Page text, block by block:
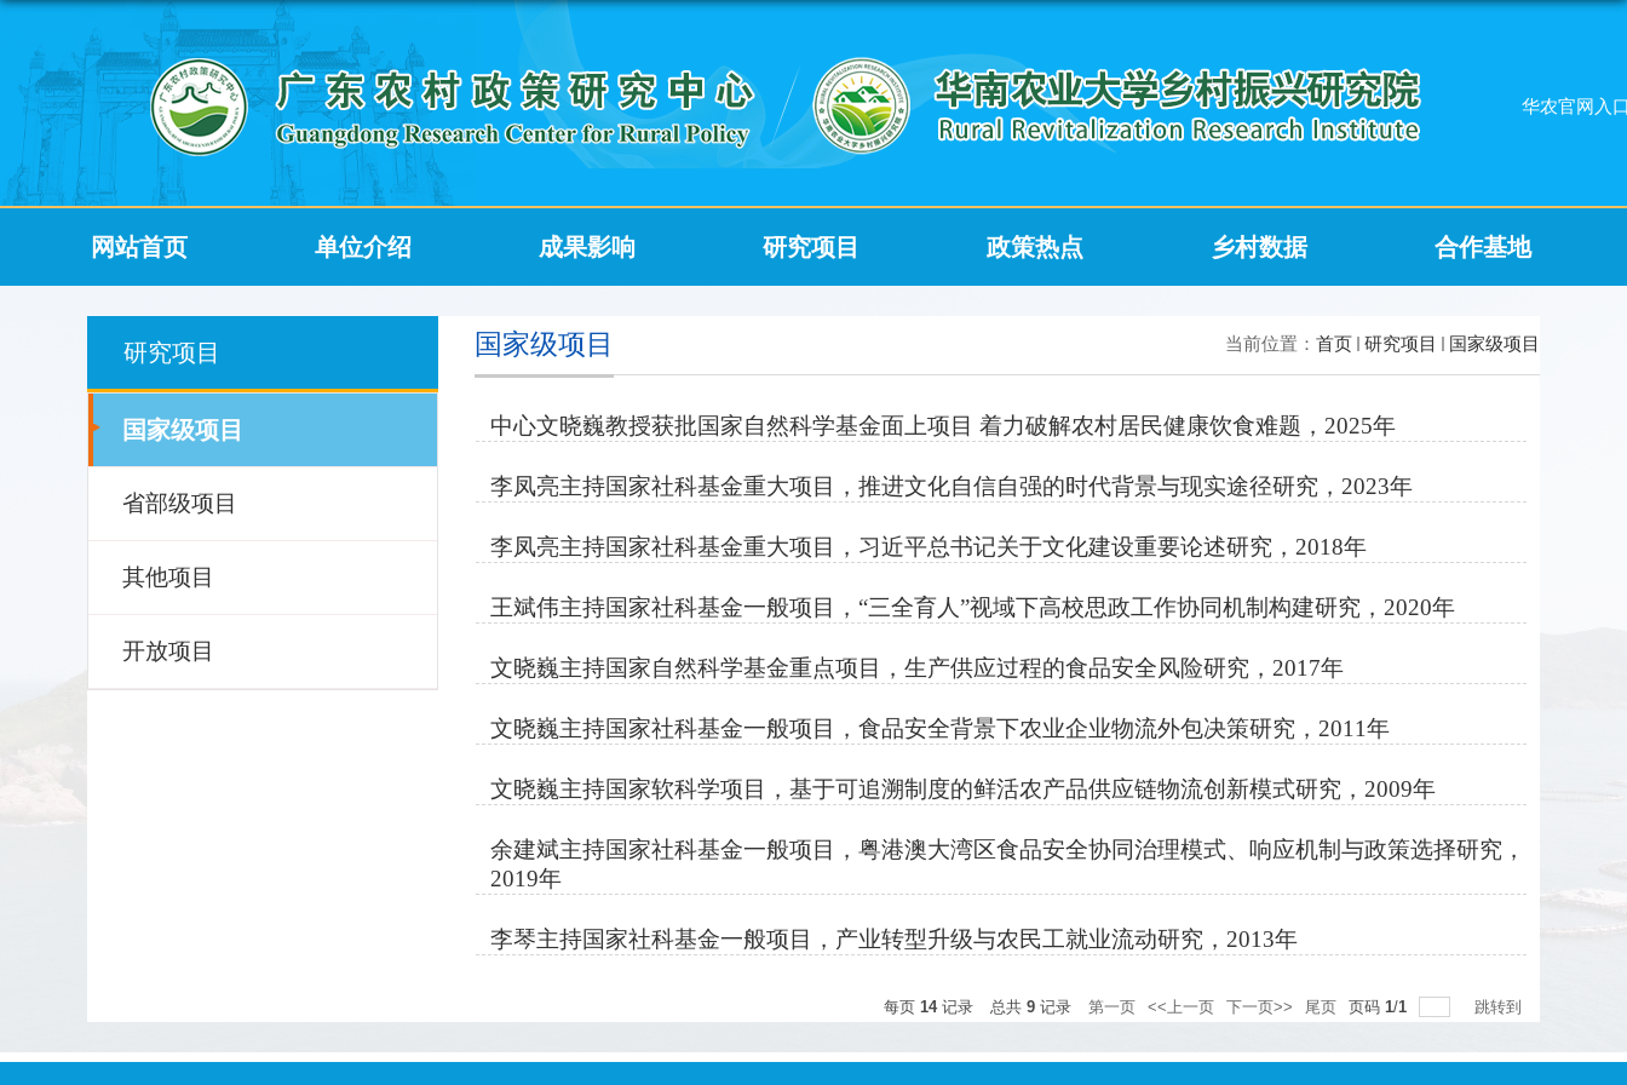
华农官网入
网站首页 单位介绍 成果影响 研究项目 政策热点 乡村数据 合作基地
研究项目
国家级项目
省部级项目
其他项目
开放项目
当前位置： 首页 研究项目 国家级项目
国家级项目
中心文晓巍教授获批国家自然科学基金面上项目 着力破解农村居民健康饮食难题，2025年
李凤亮主持国家社科基金重大项目，推进文化自信自强的时代背景与现实途径研究，2023年
李凤亮主持国家社科基金重大项目，习近平总书记关于文化建设重要论述研究，2018年
王斌伟主持国家社科基金一般项目，“三全育人”视域下高校思政工作协同机制构建研究，2020年
文晓巍主持国家自然科学基金重点项目，生产供应过程的食品安全风险研究，2017年
文晓巍主持国家社科基金一般项目，食品安全背景下农业企业物流外包决策研究，2011年
文晓巍主持国家软科学项目，基于可追溯制度的鲜活农产品供应链物流创新模式研究，2009年
余建斌主持国家社科基金一般项目，粤港澳大湾区食品安全协同治理模式、响应机制与政策选择研究，
2019年
李琴主持国家社科基金一般项目，产业转型升级与农民工就业流动研究，2013年
每页 14记录 总共 9 记录 第一页 <<上一页 下一页>> 尾页 页码 1/1 跳转到